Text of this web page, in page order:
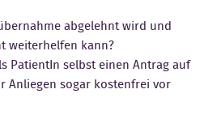
abgelehnt wird und
weiterhelfen kann?
PatientIn selbst einen Antrag auf
Anliegen sogar kostenfrei vor